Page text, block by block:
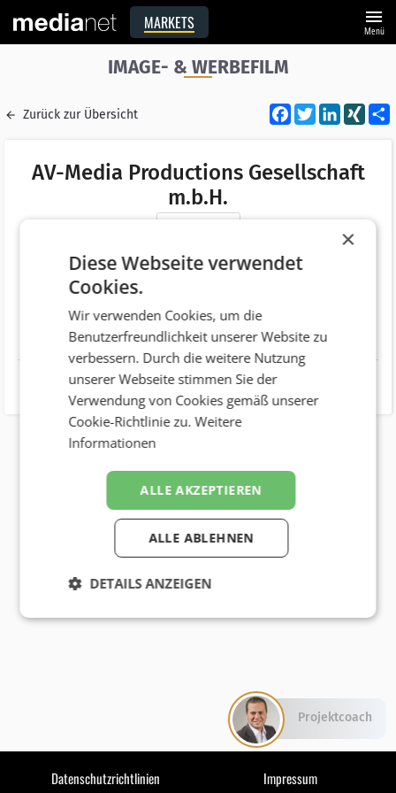
MARKETS menu
Menü
IMAGE- & WERBEFILM
Zurück zur Übersicht Facebook
Twitter XING
AV-Media Productions Gesellschaft
m.b.H.
Adresse
Serlesstraße 17-19
Telefonnummer
+43 (512) 265000
Website http://www.av-media.at/
Datenschutzrichtlinien Impressum
×
Diese Webseite verwendet
Cookies.
Wir verwenden Cookies, um die
Benutzerfreundlichkeit unserer Website zu
verbessern. Durch die weitere Nutzung
unserer Webseite stimmen Sie der
Verwendung von Cookies gemäß unserer
Cookie-Richtlinie zu.Weitere
Informationen
ALLE AKZEPTIEREN
ALLE ABLEHNEN
DETAILS ANZEIGEN
Projektcoach